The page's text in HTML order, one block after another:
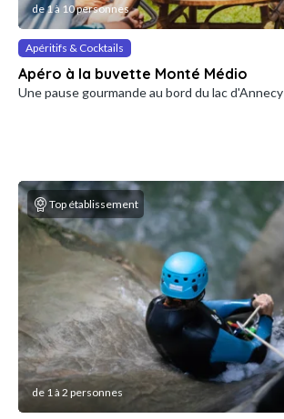
de 1 à 10 personnes
Apéritifs & Cocktails
Apéro à la buvette Monté Médio
Une pause gourmande au bord du lac d'Annecy
Top établissement
de 1 à 2 personnes